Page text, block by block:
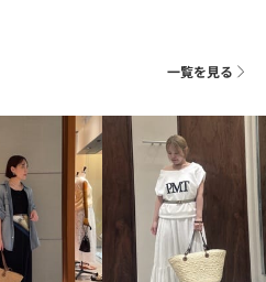
一覧を見る